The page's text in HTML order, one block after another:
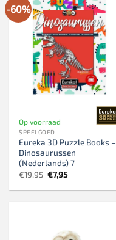
-60%
Op voorraad
SPEELGOED
Eureka 3D Puzzle Books –
Dinosaurussen
(Nederlands) 7
€19,95 Oorspronkelijke
prijs
was:
€7,95Huidige
is: